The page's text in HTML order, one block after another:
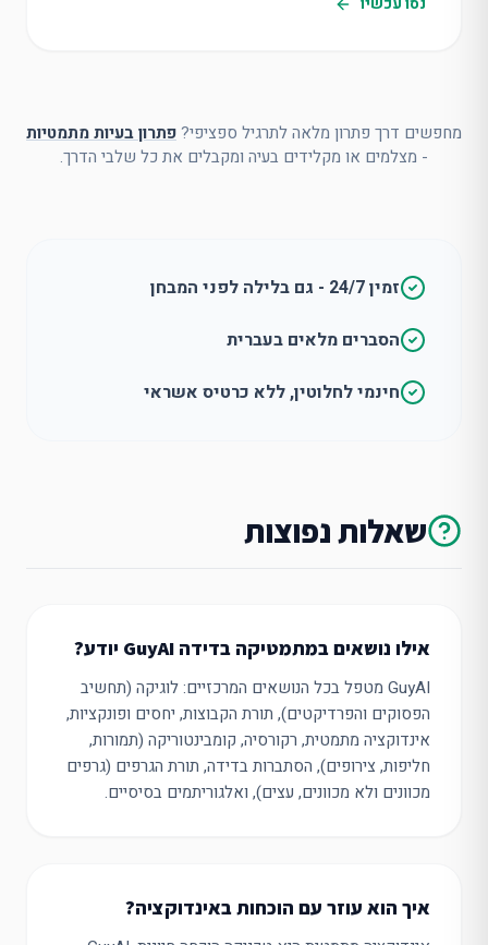
מחפשים דרך פתרון מלאה לתרגיל ספציפי?פתרון בעיות מתמטיות
- מצלמים או מקלידים בעיה ומקבלים את כל שלבי הדרך.
זמין 24/7 - גם בלילה לפני המבחן
הסברים מלאים בעברית
חינמי לחלוטין, ללא כרטיס אשראי
שאלות נפוצות
אילו נושאים במתמטיקה בדידה GuyAI יודע?
GuyAI מטפל בכל הנושאים המרכזיים: לוגיקה (תחשיב
הפסוקים והפרדיקטים), תורת הקבוצות, יחסים ופונקציות,
אינדוקציה מתמטית, רקורסיה, קומבינטוריקה (תמורות,
חליפות, צירופים), הסתברות בדידה, תורת הגרפים (גרפים
מכוונים ולא מכוונים, עצים), ואלגוריתמים בסיסיים.
איך הוא עוזר עם הוכחות באינדוקציה?